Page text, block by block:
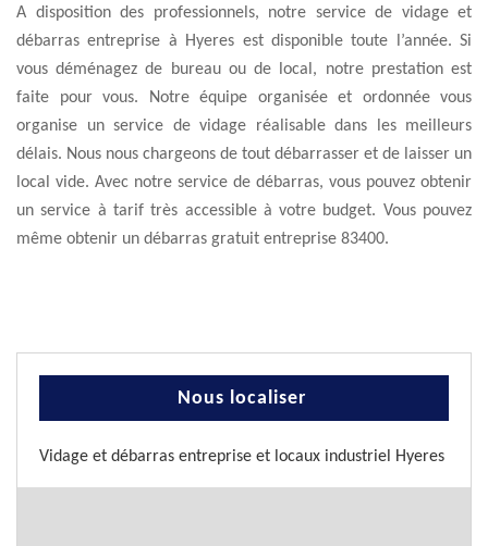
A disposition des professionnels, notre service de vidage et
débarras entreprise à Hyeres est disponible toute l’année. Si
vous déménagez de bureau ou de local, notre prestation est
faite pour vous. Notre équipe organisée et ordonnée vous
organise un service de vidage réalisable dans les meilleurs
délais. Nous nous chargeons de tout débarrasser et de laisser un
local vide. Avec notre service de débarras, vous pouvez obtenir
un service à tarif très accessible à votre budget. Vous pouvez
même obtenir un débarras gratuit entreprise 83400.
Nous localiser
Vidage et débarras entreprise et locaux industriel Hyeres